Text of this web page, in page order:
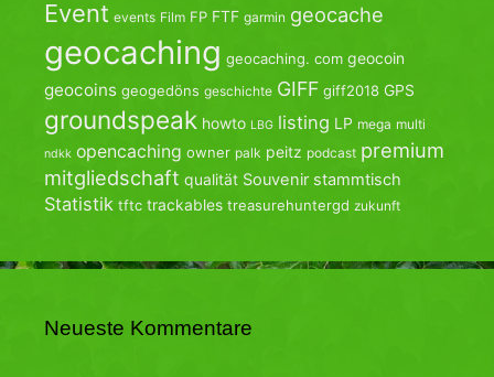
Event events Film FP FTF garmin geocache
geocaching geocaching. com geocoin
geocoins geogedöns geschichte GIFF giff2018 GPS
groundspeak howto LBG listing LP mega multi
ndkk opencaching owner palk peitz podcast premium
mitgliedschaft qualität Souvenir stammtisch
Statistik tftc trackables treasurehuntergd zukunft
Neueste Kommentare